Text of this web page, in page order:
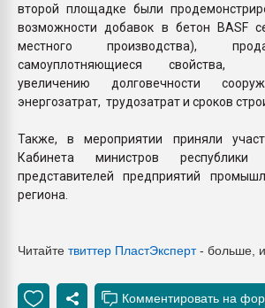
второй площадке были
возможности добавок в бетон BASF
местного производства),
самоуплотняющиеся свойства,
увеличению долговечности
энергозатрат, трудозатрат и сроков
Также, в мероприятии приняли
Кабинета министров
представителей предприятий
региона.
Читайте твиттер ПластЭксперт- больше,